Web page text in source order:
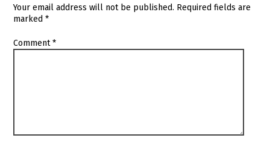
Your email address will not be published. Required fields are
marked*
Comment*